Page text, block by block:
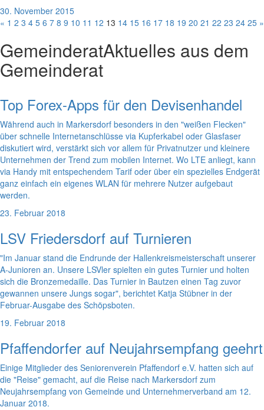
30. November 2015
« 1 2 3 4 5 6 7 8 9 10 11 12 13 14 15 16 17 18 19 20 21 22 23 24 25 »
GemeinderatAktuelles aus dem
Gemeinderat
Top Forex-Apps für den Devisenhandel
Während auch in Markersdorf besonders in den "weißen Flecken"
über schnelle Internetanschlüsse via Kupferkabel oder Glasfaser
diskutiert wird, verstärkt sich vor allem für Privatnutzer und kleinere
Unternehmen der Trend zum mobilen Internet. Wo LTE anliegt, kann
via Handy mit entspechendem Tarif oder über ein spezielles Endgerät
ganz einfach ein eigenes WLAN für mehrere Nutzer aufgebaut
werden.
23. Februar 2018
LSV Friedersdorf auf Turnieren
"Im Januar stand die Endrunde der Hallenkreismeisterschaft unserer
A-Junioren an. Unsere LSVler spielten ein gutes Turnier und holten
sich die Bronzemedaille. Das Turnier in Bautzen einen Tag zuvor
gewannen unsere Jungs sogar", berichtet Katja Stübner in der
Februar-Ausgabe des Schöpsboten.
19. Februar 2018
Pfaffendorfer auf Neujahrsempfang geehrt
Einige Mitglieder des Seniorenverein Pfaffendorf e.V. hatten sich auf
die "Reise" gemacht, auf die Reise nach Markersdorf zum
Neujahrsempfang von Gemeinde und Unternehmerverband am 12.
Januar 2018.